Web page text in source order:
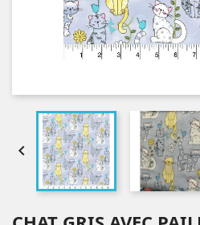
